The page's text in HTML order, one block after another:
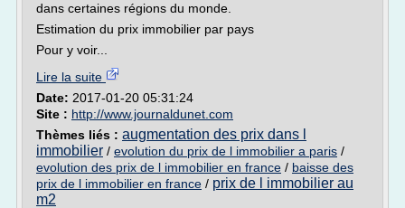
dans certaines régions du monde.
Estimation du prix immobilier par pays
Pour y voir...
Lire la suite
Date: 2017-01-20 05:31:24
Site : http://www.journaldunet.com
Thèmes liés : augmentation des prix dans l
immobilier / evolution du prix de l immobilier a paris /
evolution des prix de l immobilier en france / baisse des
prix de l immobilier en france / prix de l immobilier au
m2